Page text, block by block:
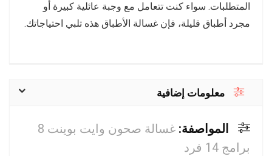
المتطلبات. سواء كنت تتعامل مع وجبة عائلية كبيرة أو
مجرد أطباق قليلة، فإن غسالة الأطباق هذه تلبي احتياجاتك.
معلومات إضافية
المواصفة:
غسالة صحون وايت بوينت 8
برامج 14 فرد